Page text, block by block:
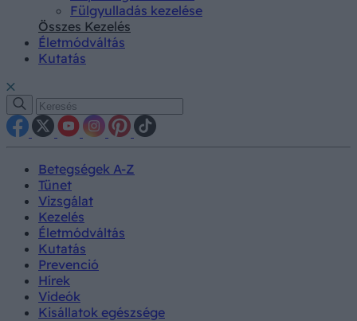
Fülgyulladás kezelése
Összes Kezelés
Életmódváltás
Kutatás
Betegségek A-Z
Tünet
Vizsgálat
Kezelés
Életmódváltás
Kutatás
Prevenció
Hírek
Videók
Kisállatok egészsége